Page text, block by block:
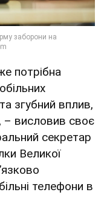
потрібна
згубний вплив,
– висловив своє
секретар
Великої
телефони в